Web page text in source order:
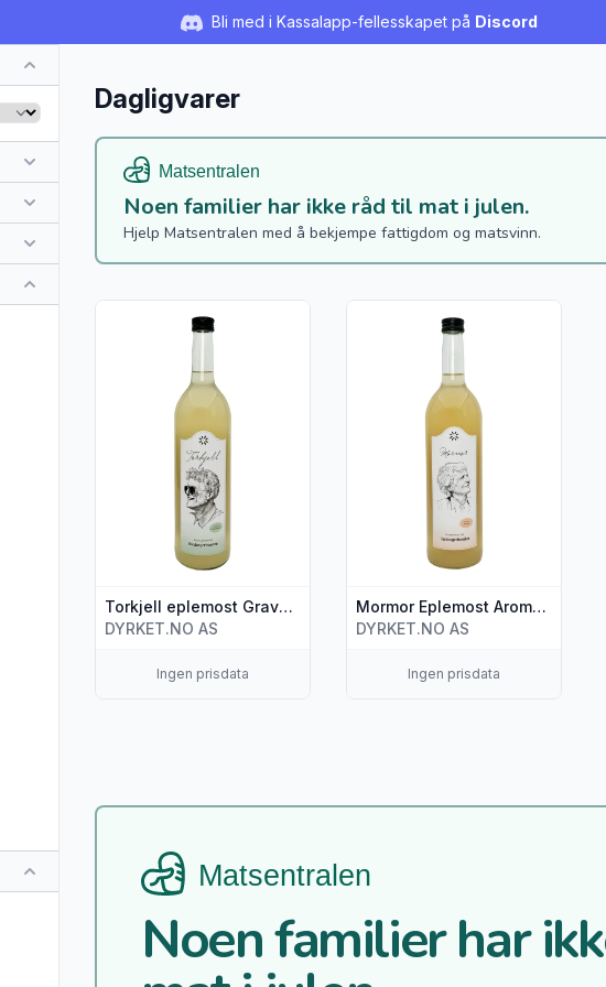
Bli med i Kassalapp-fellesskapet på Discord
Dagligvarer
Noen familier har ikke råd til mat i julen.
Hjelp Matsentralen med å bekjempe fattigdom og matsvinn.
Torkjell eplemost Gravenstein, 750 ml
DYRKET.NO AS
Ingen prisdata
Vis flere detaljer for produktet "Torkjell eplemost Gravenstein,
Mormor Eplemost Aroma, 750 ml
DYRKET.NO AS
Ingen prisdata
Vis flere detaljer for produktet
Noen familier har